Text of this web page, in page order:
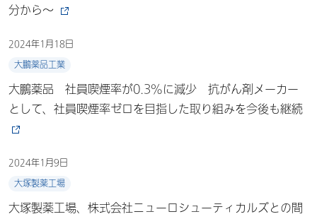
分から～
2024年1月18日
大鵬薬品工業
大鵬薬品 社員喫煙率が0.3%に減少 抗がん剤メーカー
として、社員喫煙率ゼロを目指した取り組みを今後も継続
2024年1月9日
大塚製薬工場
大塚製薬工場、株式会社ニューロシューティカルズとの間